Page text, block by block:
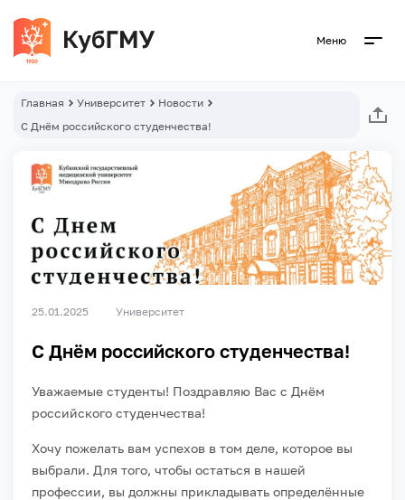
Меню
Главная Университет
Новости
С Днём российского студенчества!
25.01.2025 Университет
С Днём российского студенчества!
Уважаемые студенты! Поздравляю Вас с Днём
российского студенчества!
Хочу пожелать вам успехов в том деле, которое вы
выбрали. Для того, чтобы остаться в нашей
профессии, вы должны прикладывать определённые